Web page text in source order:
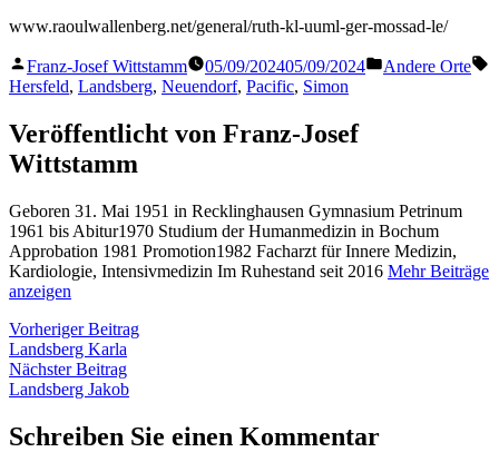
www.raoulwallenberg.net/general/ruth-kl-uuml-ger-mossad-le/
Veröffentlicht
von
Franz-Josef Wittstamm 05/09/202405/09/2024
Veröffentlicht
Andere Orte
Hersfeld, Landsberg, Neuendorf, Pacific, Simon
Veröffentlicht von Franz-Josef
Wittstamm
Geboren 31. Mai 1951 in Recklinghausen Gymnasium Petrinum
1961 bis Abitur1970 Studium der Humanmedizin in Bochum
Approbation 1981 Promotion1982 Facharzt für Innere Medizin,
Kardiologie, Intensivmedizin Im Ruhestand seit 2016 Mehr Beiträge
anzeigen
Beitragsnavigation
Vorheriger BeitragVorheriger
Landsberg Karla
Nächster BeitragNächster
Beitrag:
Landsberg Jakob
Schreiben Sie einen Kommentar